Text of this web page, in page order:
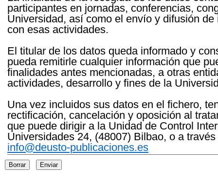
participantes en jornadas, conferencias,
Universidad, así como el envío y difusión
con esas actividades.
El titular de los datos queda informado y
pueda remitirle cualquier información que
finalidades antes mencionadas, a otras
actividades, desarrollo y fines de la
Una vez incluidos sus datos en el fichero,
rectificación, cancelación y oposición al
que puede dirigir a la Unidad de Control
Universidades 24, (48007) Bilbao, o a
info@deusto-publicaciones.es
Borrar Enviar